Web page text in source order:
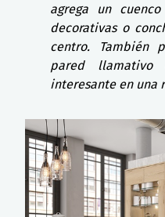
agrega un
decorativas o
centro. También
pared llamativo
interesante en una